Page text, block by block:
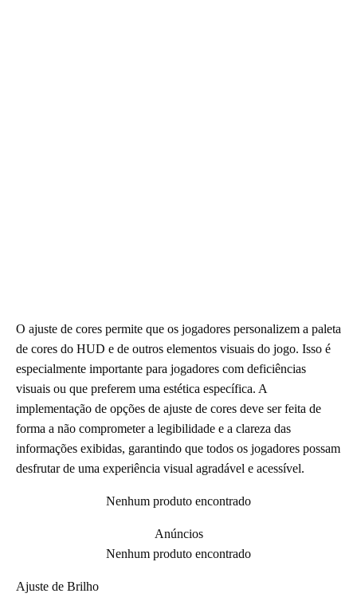
O ajuste de cores permite que os jogadores personalizem a paleta
de cores do HUD e de outros elementos visuais do jogo. Isso é
especialmente importante para jogadores com deficiências
visuais ou que preferem uma estética específica. A
implementação de opções de ajuste de cores deve ser feita de
forma a não comprometer a legibilidade e a clareza das
informações exibidas, garantindo que todos os jogadores possam
desfrutar de uma experiência visual agradável e acessível.
Nenhum produto encontrado
Anúncios
Nenhum produto encontrado
Ajuste de Brilho